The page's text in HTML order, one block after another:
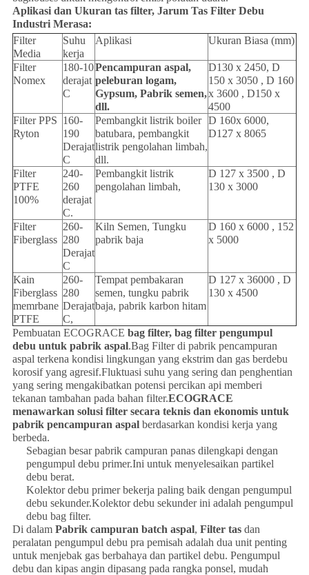
Aplikasi dan Ukuran tas filter, Jarum Tas Filter Debu
Industri Merasa:
Filter
Media
Suhu
kerja
Aplikasi Ukuran Biasa (mm)
Filter
Nomex
180-10
derajat
C
Pencampuran aspal,
peleburan logam,
Gypsum, Pabrik semen,
dll.
D130 x 2450, D
150 x 3050 , D 160
x 3600 , D150 x
4500
Filter PPS
Ryton
160-
190
Derajat
C
Pembangkit listrik boiler
batubara, pembangkit
listrik pengolahan limbah,
dll.
D 160x 6000,
D127 x 8065
Filter
PTFE
100%
240-
260
derajat
C.
Pembangkit listrik
pengolahan limbah,
D 127 x 3500 , D
130 x 3000
Filter
Fiberglass
260-
280
Derajat
C
Kiln Semen, Tungku
pabrik baja
D 160 x 6000 , 152
x 5000
Kain
Fiberglass
memrbane
PTFE
260-
280
Derajat
C,
Tempat pembakaran
semen, tungku pabrik
baja, pabrik karbon hitam
D 127 x 36000 , D
130 x 4500
Pembuatan ECOGRACE bag filter, bag filter pengumpul
debu untuk pabrik aspal.Bag Filter di pabrik pencampuran
aspal terkena kondisi lingkungan yang ekstrim dan gas berdebu
korosif yang agresif.Fluktuasi suhu yang sering dan penghentian
yang sering mengakibatkan potensi percikan api memberi
tekanan tambahan pada bahan filter.ECOGRACE
menawarkan solusi filter secara teknis dan ekonomis untuk
pabrik pencampuran aspalberdasarkan kondisi kerja yang
berbeda.
Sebagian besar pabrik campuran panas dilengkapi dengan
pengumpul debu primer.Ini untuk menyelesaikan partikel
debu berat.
Kolektor debu primer bekerja paling baik dengan pengumpul
debu sekunder.Kolektor debu sekunder ini adalah pengumpul
debu bag filter.
Di dalam Pabrik campuran batch aspal, Filter tas dan
peralatan pengumpul debu pra pemisah adalah dua unit penting
untuk menjebak gas berbahaya dan partikel debu. Pengumpul
debu dan kipas angin dipasang pada rangka ponsel, mudah